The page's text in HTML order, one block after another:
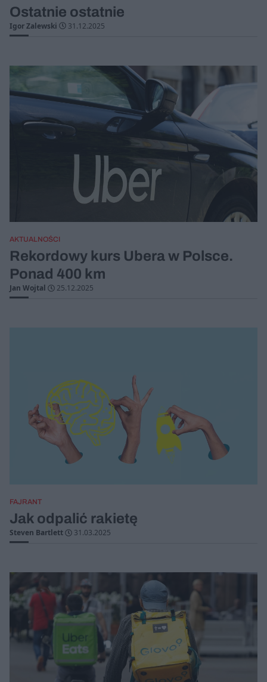
Ostatnie ostatnie
Igor Zalewski 31.12.2025
AKTUALNOŚCI
Rekordowy kurs Ubera w Polsce.
Ponad 400 km
Jan Wojtal 25.12.2025
FAJRANT
Jak odpalić rakietę
Steven Bartlett 31.03.2025